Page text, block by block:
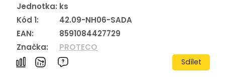
Jednotka: ks
Kód 1:
42.09-NH06-SADA
EAN:
8591084427729
Značka:
PROTECO
Sdílet